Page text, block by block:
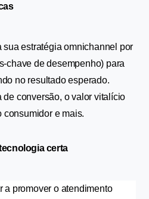
sua estratégia omnichannel por
chave de desempenho) para
no resultado esperado.
conversão, o valor vitalício
consumidor e mais.
certa
a promover o atendimento